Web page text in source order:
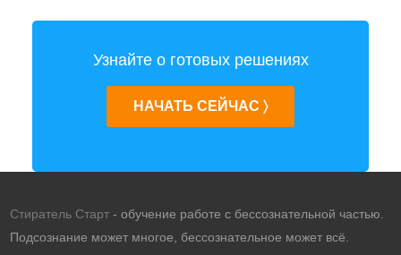
Узнайте о готовых решениях
НАЧАТЬ СЕЙЧАС 〉
Стиратель Старт- обучение работе с бессознательной частью.
Подсознание может многое, бессознательное может всё.